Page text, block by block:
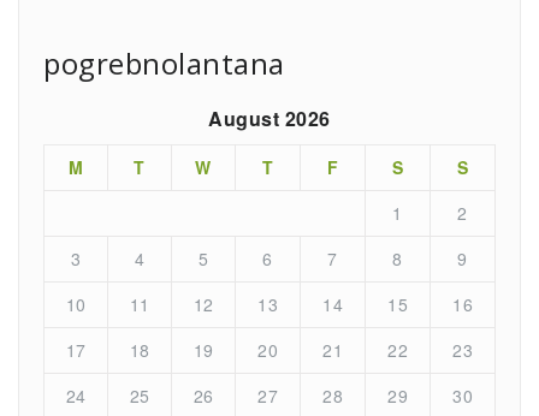
pogrebnolantana
August 2026
M T W T F S S
1
2
3
4 5 6 7 8
9
10
11 12 13 14 15
16
17
18 19 20 21 22
23
24
25 26 27 28 29
30